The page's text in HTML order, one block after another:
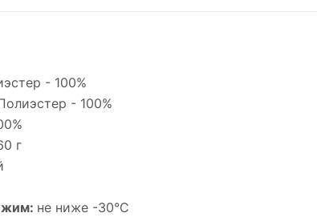
- 100%
- 100%
г
не ниже -30°С